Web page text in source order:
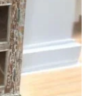
Add to cart